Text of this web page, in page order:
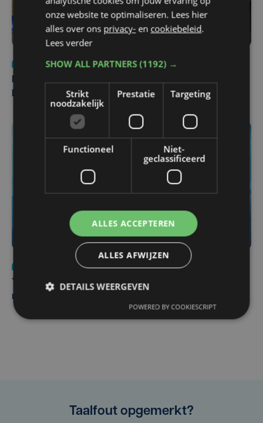
Nieuws
di 4 augustus | 09:32
Pieters Brugge
do 6 augustus | 21:30
Yaro (19), slachtoffer van vechtpartij, is na
maandenlange coma overleden
Taalfout opgemerkt?
onze website te optimaliseren. Lees hier
alles over ons privacy- en cookiebeleid.
Lees verder
SHOW ALL PARTNERS(1192) →
Strikt
noodzakelijk
Prestatie Targeting
Functioneel
Niet-
geclassificeerd
ALLES ACCEPTEREN
ALLES AFWIJZEN
DETAILS WEERGEVEN
POWERED BY COOKIESCRIPT